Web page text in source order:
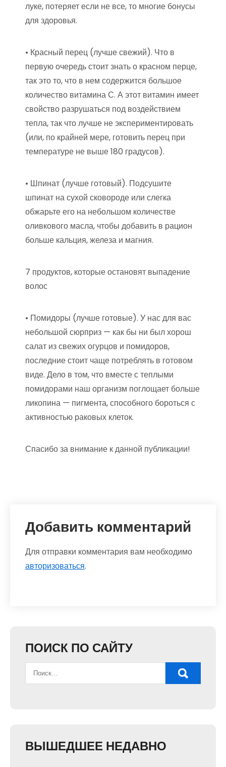
луке, потеряет если не все, то многие бонусы
для здоровья.
• Красный перец (лучше свежий). Что в
первую очередь стоит знать о красном перце,
так это то, что в нем содержится большое
количество витамина С. А этот витамин имеет
свойство разрушаться под воздействием
тепла, так что лучше не экспериментировать
(или, по крайней мере, готовить перец при
температуре не выше 180 градусов).
• Шпинат (лучше готовый). Подсушите
шпинат на сухой сковороде или слегка
обжарьте его на небольшом количестве
оливкового масла, чтобы добавить в рацион
больше кальция, железа и магния.
7 продуктов, которые остановят выпадение
волос
• Помидоры (лучше готовые). У нас для вас
небольшой сюрприз — как бы ни был хорош
салат из свежих огурцов и помидоров,
последние стоит чаще потреблять в готовом
виде. Дело в том, что вместе с теплыми
помидорами наш организм поглощает больше
ликопина — пигмента, способного бороться с
активностью раковых клеток.
Спасибо за внимание к данной публикации!
Добавить комментарий
Для отправки комментария вам необходимо
авторизоваться.
ПОИСК ПО САЙТУ
ВЫШЕДШЕЕ НЕДАВНО